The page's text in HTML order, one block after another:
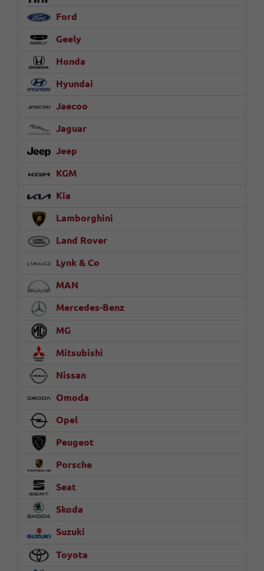
Ford
Geely
Honda
Hyundai
Jaecoo
Jaguar
Jeep
KGM
Kia
Lamborghini
Land Rover
Lynk & Co
MAN
Mercedes-Benz
MG
Mitsubishi
Nissan
Omoda
Opel
Peugeot
Porsche
Seat
Skoda
Suzuki
Toyota